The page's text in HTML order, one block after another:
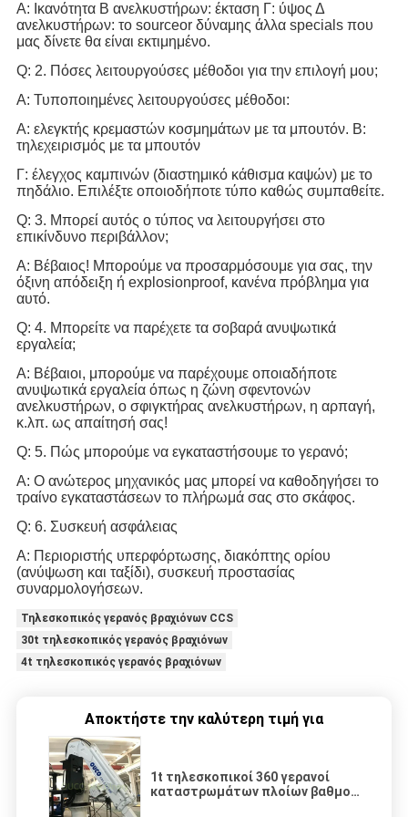
Α: Ικανότητα Β ανελκυστήρων: έκταση Γ: ύψος Δ
ανελκυστήρων: το sourceor δύναμης άλλα specials που
μας δίνετε θα είναι εκτιμημένο.
Q: 2. Πόσες λειτουργούσες μέθοδοι για την επιλογή μου;
Α: Τυποποιημένες λειτουργούσες μέθοδοι:
Α: ελεγκτής κρεμαστών κοσμημάτων με τα μπουτόν. Β:
τηλεχειρισμός με τα μπουτόν
Γ: έλεγχος καμπινών (διαστημικό κάθισμα καψών) με το
πηδάλιο. Επιλέξτε οποιοδήποτε τύπο καθώς συμπαθείτε.
Q: 3. Μπορεί αυτός ο τύπος να λειτουργήσει στο
επικίνδυνο περιβάλλον;
Α: Βέβαιος! Μπορούμε να προσαρμόσουμε για σας, την
όξινη απόδειξη ή explosionproof, κανένα πρόβλημα για
αυτό.
Q: 4. Μπορείτε να παρέχετε τα σοβαρά ανυψωτικά
εργαλεία;
Α: Βέβαιοι, μπορούμε να παρέχουμε οποιαδήποτε
ανυψωτικά εργαλεία όπως η ζώνη σφεντονών
ανελκυστήρων, ο σφιγκτήρας ανελκυστήρων, η αρπαγή,
κ.λπ. ως απαίτησή σας!
Q: 5. Πώς μπορούμε να εγκαταστήσουμε το γερανό;
Α: Ο ανώτερος μηχανικός μας μπορεί να καθοδηγήσει το
τραίνο εγκαταστάσεων το πλήρωμά σας στο σκάφος.
Q: 6. Συσκευή ασφάλειας
Α: Περιοριστής υπερφόρτωσης, διακόπτης ορίου
(ανύψωση και ταξίδι), συσκευή προστασίας
συναρμολογήσεων.
Τηλεσκοπικός γερανός βραχιόνων CCS
30t τηλεσκοπικός γερανός βραχιόνων
4t τηλεσκοπικός γερανός βραχιόνων
Αποκτήστε την καλύτερη τιμή για
1t τηλεσκοπικοί 360 γερανοί
καταστρωμάτων πλοίων βαθμού